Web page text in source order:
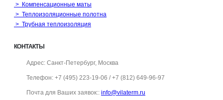
> Компенсационные маты
> Теплоизоляционные полотна
> Трубная теплоизоляция
КОНТАКТЫ
Адрес: Санкт-Петербург, Москва
Телефон: +7 (495) 223-19-06 / +7 (812) 649-96-97
Почта для Ваших заявок:: info@vilaterm.ru